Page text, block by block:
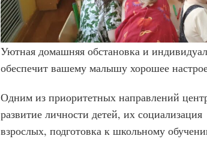
Уютная домашняя обстановка и
обеспечит вашему малышу хорошее
Одним из приоритетных направлений
развитие личности детей, их
взрослых, подготовка к школьному